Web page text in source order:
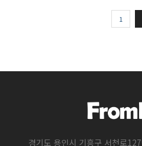
1
경기도 용인시 기흥구 서천로